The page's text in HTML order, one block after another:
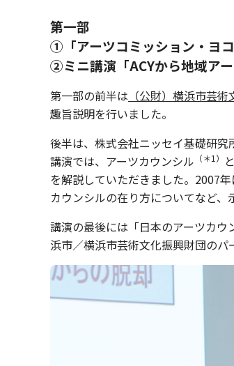
第一部
①「アーツコミッション・ヨ
②ミニ講演「ACYから地域ア
第一部の前半は （公財）横浜市芸
趣旨説明を行いました。
後半は、株式会社ニッセイ基礎研究
講演では、アーツカウンシル （＊1）
を解説していただきました。2007
カウンシルの在り方についてなど、
講演の最後には「日本のアーツカ
浜市／横浜市芸術⽂化振興財団のパ